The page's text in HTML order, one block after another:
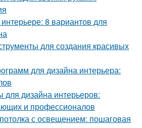
8 вариантов для
для создания красивых
для дизайна интерьера:
дизайна интерьеров:
и профессионалов
с освещением: пошаговая